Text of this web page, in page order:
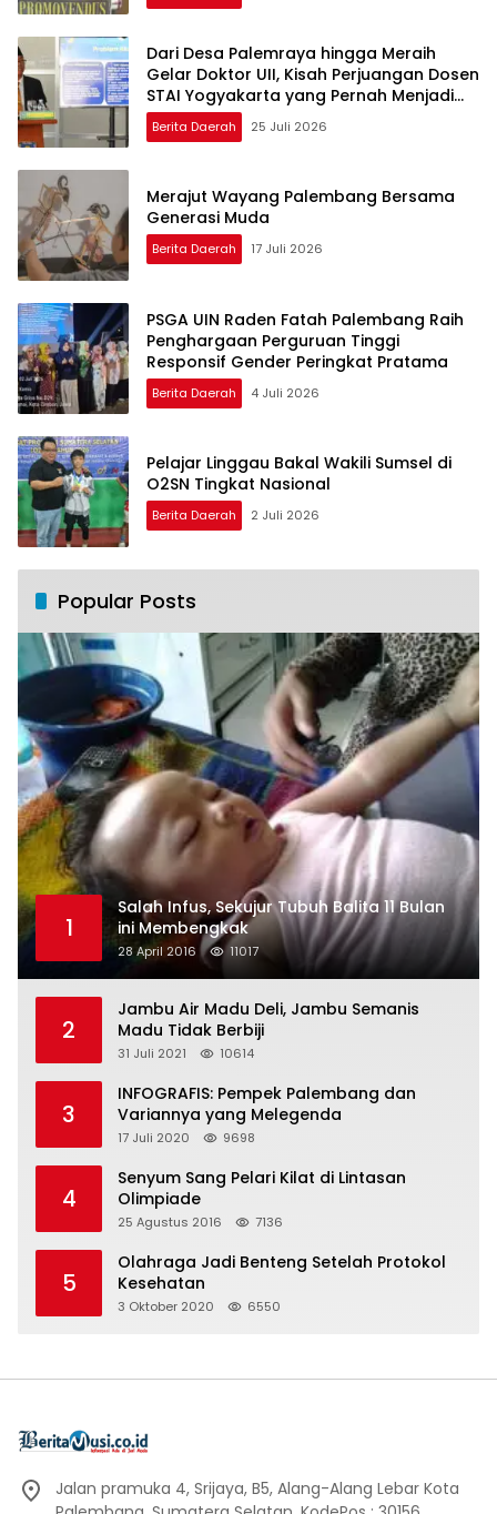
Dari Desa Palemraya hingga Meraih
Gelar Doktor UII, Kisah Perjuangan Dosen
STAI Yogyakarta yang Pernah Menjadi
Driver Taksi Online
Berita Daerah 25 Juli 2026
Merajut Wayang Palembang Bersama
Generasi Muda
Berita Daerah 17 Juli 2026
PSGA UIN Raden Fatah Palembang Raih
Penghargaan Perguruan Tinggi
Responsif Gender Peringkat Pratama
Berita Daerah 4 Juli 2026
Pelajar Linggau Bakal Wakili Sumsel di
O2SN Tingkat Nasional
Berita Daerah 2 Juli 2026
Popular Posts
1
Salah Infus, Sekujur Tubuh Balita 11 Bulan
ini Membengkak
28 April 2016 11017
2
Jambu Air Madu Deli, Jambu Semanis
Madu Tidak Berbiji
31 Juli 2021 10614
3
INFOGRAFIS: Pempek Palembang dan
Variannya yang Melegenda
17 Juli 2020 9698
4
Senyum Sang Pelari Kilat di Lintasan
Olimpiade
25 Agustus 2016 7136
5
Olahraga Jadi Benteng Setelah Protokol
Kesehatan
3 Oktober 2020 6550
Jalan pramuka 4, Srijaya, B5, Alang-Alang Lebar Kota